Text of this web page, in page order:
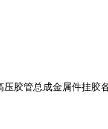
压胶管总成金属件挂胶